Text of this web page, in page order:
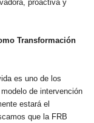
proactiva y
Transformación
es uno de los
de intervención
estará el
que la FRB